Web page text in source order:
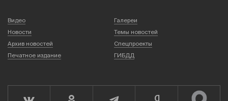
Видео
Галереи
Новости
Темы новостей
Архив новостей
Спецпроекты
Печатное издание
ГИБДД